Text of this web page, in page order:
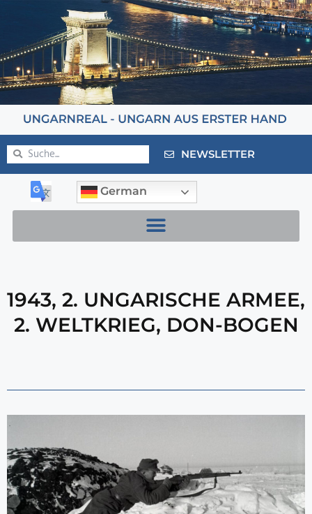
NEWSLETTER
German
1943, 2. UNGARISCHE ARMEE,
2. WELTKRIEG, DON-BOGEN